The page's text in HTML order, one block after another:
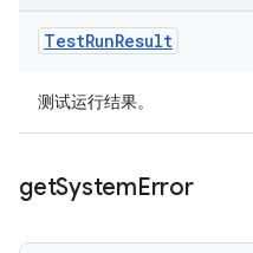
TestRunResult
测试运行结果。
getSystemError